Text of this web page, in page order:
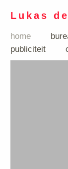
Lukas
home
publiciteit